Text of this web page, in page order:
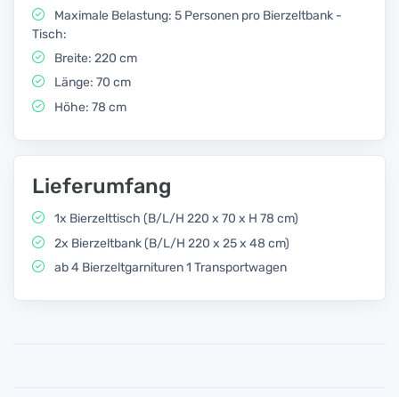
Maximale Belastung: 5 Personen pro Bierzeltbank -
Tisch:
Breite: 220 cm
Länge: 70 cm
Höhe: 78 cm
Lieferumfang
1x Bierzelttisch (B/L/H 220 x 70 x H 78 cm)
2x Bierzeltbank (B/L/H 220 x 25 x 48 cm)
ab 4 Bierzeltgarnituren 1 Transportwagen